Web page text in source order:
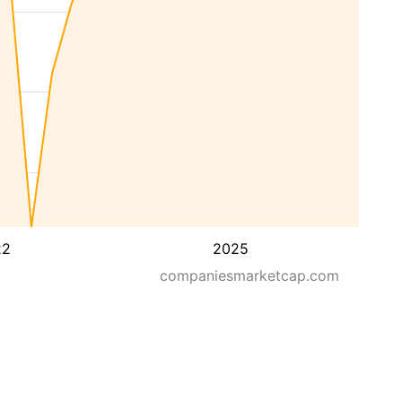
2025
companiesmarketcap.com